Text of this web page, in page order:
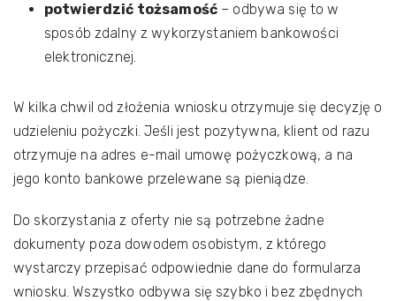
potwierdzić tożsamość – odbywa się to w
sposób zdalny z wykorzystaniem bankowości
elektronicznej.
W kilka chwil od złożenia wniosku otrzymuje się decyzję o
udzieleniu pożyczki. Jeśli jest pozytywna, klient od razu
otrzymuje na adres e-mail umowę pożyczkową, a na
jego konto bankowe przelewane są pieniądze.
Do skorzystania z oferty nie są potrzebne żadne
dokumenty poza dowodem osobistym, z którego
wystarczy przepisać odpowiednie dane do formularza
wniosku. Wszystko odbywa się szybko i bez zbędnych